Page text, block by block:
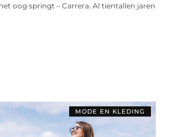
oog springt – Carrera. Al tientallen jaren
MODE EN KLEDING